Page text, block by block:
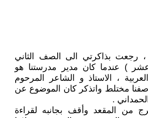
، رجعت بذاكرتي الى الصف الثاني
عشر ) عندما كان مدير مدرستنا هو
، الاستاذ و الشاعر المرحوم
مختلط واتذكر كان الموضوع عن
.
من المقعد وأقف بجانبه لقراءة